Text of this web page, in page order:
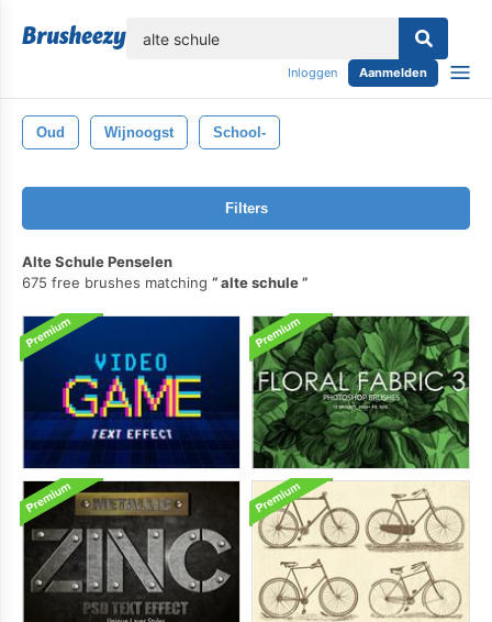
Inloggen Aanmelden
Oud Wijnoogst School-
Filters
Alte Schule Penselen
675 free brushes matching
alte schule